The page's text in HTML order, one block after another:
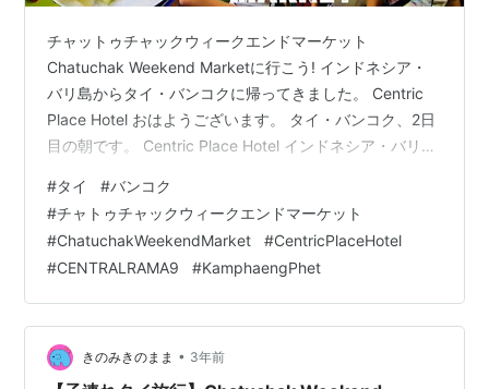
チャットゥチャックウィークエンドマーケット
Chatuchak Weekend Marketに行こう! インドネシア・
バリ島からタイ・バンコクに帰ってきました。 Centric
Place Hotel おはようございます。 タイ・バンコク、2日
目の朝です。 Centric Place Hotel インドネシア・バリ島
Place Hotel カップ麵美味いです。 Centric Place Hotel
セブンイレブンで買った紅芋ロールパンも食べます。
Centric Place Hotel 紅芋ロールパン、甘くて美味しいで
す。15バーツ（6…
#タイ #バンコク
#チャトゥチャックウィークエンドマーケット
#ChatuchakWeekendMarket #CentricPlaceHotel
#CENTRALRAMA9 #KamphaengPhet
きのみきのまま • 3年前